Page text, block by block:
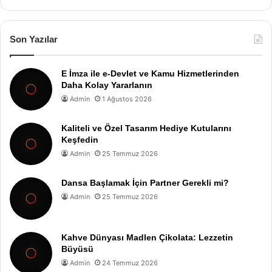
Son Yazılar
E İmza ile e-Devlet ve Kamu Hizmetlerinden
Daha Kolay Yararlanın
Admin 1 Ağustos 2026
Kaliteli ve Özel Tasarım Hediye Kutularını
Keşfedin
Admin 25 Temmuz 2026
Dansa Başlamak İçin Partner Gerekli mi?
Admin 25 Temmuz 2026
Kahve Dünyası Madlen Çikolata: Lezzetin
Büyüsü
Admin 24 Temmuz 2026